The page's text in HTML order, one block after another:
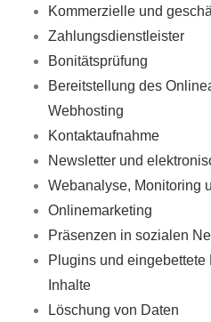
Kommerzielle und
Zahlungsdienstleister
Bonitätsprüfung
Bereitstellung des
Webhosting
Kontaktaufnahme
Newsletter und
Webanalyse, Monitoring
Onlinemarketing
Präsenzen in sozialen
Plugins und
Inhalte
Löschung von Daten